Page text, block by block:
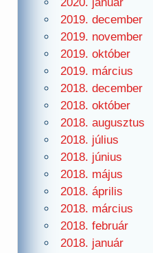
2019. december
2019. november
2019. október
2019. március
2018. december
2018. október
2018. augusztus
2018. július
2018. június
2018. május
2018. április
2018. március
2018. február
2018. január